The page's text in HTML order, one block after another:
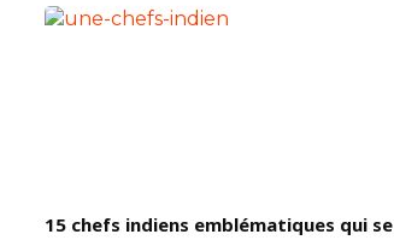
15 chefs indiens emblématiques qui se